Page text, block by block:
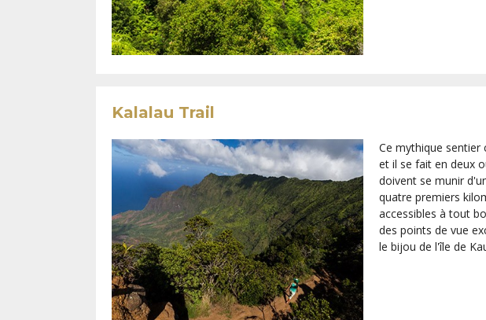
Kalalau Trail
Ce mythique
et il se fait en deux
doivent se munir
quatre premiers
accessibles à tout
des points de vue
le bijou de l'île de